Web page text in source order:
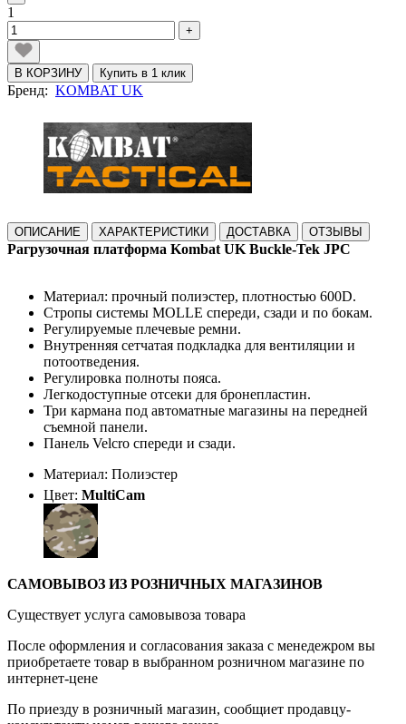
1
+
В КОРЗИНУ Купить в 1 клик
Бренд: KOMBAT UK
ОПИСАНИЕ ХАРАКТЕРИСТИКИ ДОСТАВКА ОТЗЫВЫ
Рагрузочная платформа Kombat UK Buckle-Tek JPC
Материал: прочный полиэстер, плотностью 600D.
Стропы системы MOLLE спереди, сзади и по бокам.
Регулируемые плечевые ремни.
Внутренняя сетчатая подкладка для вентиляции и
потоотведения.
Регулировка полноты пояса.
Легкодоступные отсеки для бронепластин.
Три кармана под автоматные магазины на передней
съемной панели.
Панель Velcro спереди и сзади.
Материал: Полиэстер
Цвет: MultiCam
САМОВЫВОЗ ИЗ РОЗНИЧНЫХ МАГАЗИНОВ
Существует услуга самовывоза товара
После оформления и согласования заказа с менедежром вы
приобретаете товар в выбранном розничном магазине по
интернет-цене
По приезду в розничный магазин, сообщиет продавцу-